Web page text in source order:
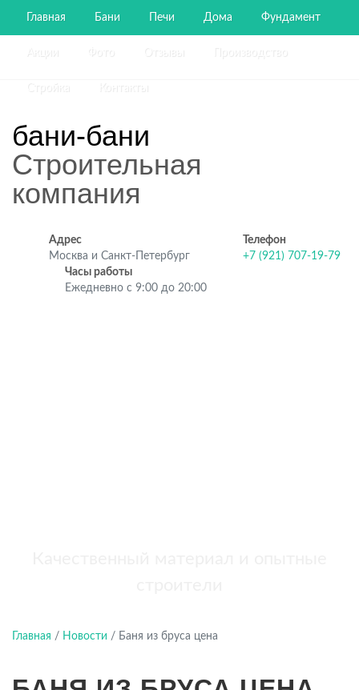
Главная Бани Печи Дома Фундамент
бани-бани
Строительная
компания
Адрес
Москва и Санкт-Петербург
Телефон
+7 (921) 707-19-79
Часы работы
Ежедневно с 9:00 до 20:00
Главная / Новости / Баня из бруса цена